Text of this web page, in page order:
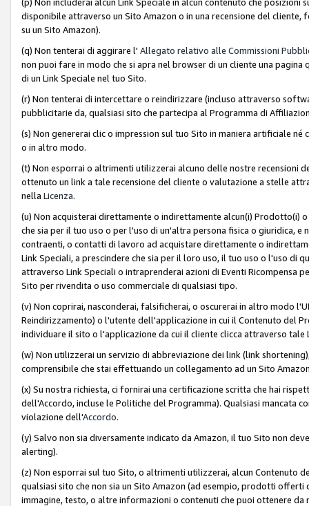
disponibile attraverso un Sito Amazon o in una recensione del
su un Sito Amazon).
(q) Non tenterai di aggirare l' Allegato relativo alle Commissioni
non puoi fare in modo che si apra nel browser di un cliente una
di un Link Speciale nel tuo Sito.
(r) Non tenterai di intercettare o reindirizzare (incluso attraverso
pubblicitarie da, qualsiasi sito che partecipa al Programma di
(s) Non genererai clic o impression sul tuo Sito in maniera artificiale
o in altro modo.
(t) Non esporrai o altrimenti utilizzerai alcuno delle nostre recensioni
ottenuto un link a tale recensione del cliente o valutazione a stelle
nella Licenza.
(u) Non acquisterai direttamente o indirettamente alcun(i) Prodotto(i)
che sia per il tuo uso o per l'uso di un'altra persona fisica o giuridica,
contraenti, o contatti di lavoro ad acquistare direttamente o
Link Speciali, a prescindere che sia per il loro uso, il tuo uso o l'uso di
attraverso Link Speciali o intraprenderai azioni di Eventi
Sito per rivendita o uso commerciale di qualsiasi tipo.
(v) Non coprirai, nasconderai, falsificherai, o oscurerai in altro modo
Reindirizzamento) o l'utente dell'applicazione in cui il Contenuto del
individuare il sito o l'applicazione da cui il cliente clicca attraverso tale
(w) Non utilizzerai un servizio di abbreviazione dei link (link
comprensibile che stai effettuando un collegamento ad un Sito
(x) Su nostra richiesta, ci fornirai una certificazione scritta che hai
dell'Accordo, incluse le Politiche del Programma). Qualsiasi mancata
violazione dell'Accordo.
(y) Salvo non sia diversamente indicato da Amazon, il tuo Sito non
alerting).
(z) Non esporrai sul tuo Sito, o altrimenti utilizzerai, alcun Contenuto
qualsiasi sito che non sia un Sito Amazon (ad esempio, prodotti
immagine, testo, o altre informazioni o contenuti che puoi ottenere da